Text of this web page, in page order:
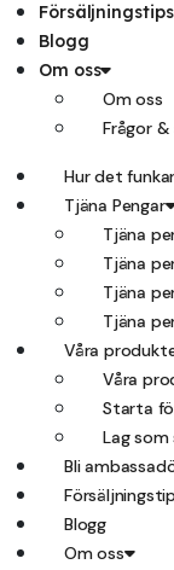
Försäljningstips
Blogg
Om oss
Om oss
Frågor &
Hur det funkar
Tjäna Pengar
Tjäna
Tjäna
Tjäna
Tjäna
Våra
Våra
Starta
Lag
Bli
Blogg
Om oss